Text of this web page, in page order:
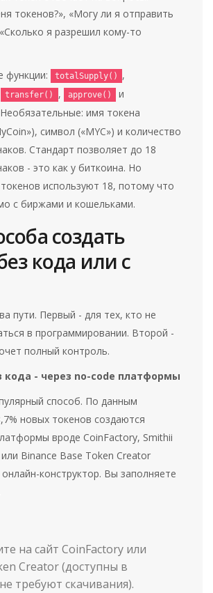
токенов?», «Могу ли я отправить
я разрешил кому-то
функции:
totalSupply() ,
transfer() , approve() и
имя токена
символ («MYC») и количество
Стандарт позволяет до 18
- это как у биткоина. Но
используют 18, потому что
с биржами и кошельками.
создать
кода или с
пути. Первый - для тех, кто не
в программировании. Второй -
полный контроль.
кода - через no-code платформы
способ. По данным
новых токенов создаются
вроде CoinFactory, Smithii
Binance Base Token Creator
конструктор. Вы заполняете
на сайт CoinFactory или
Creator (доступны в
требуют скачивания).